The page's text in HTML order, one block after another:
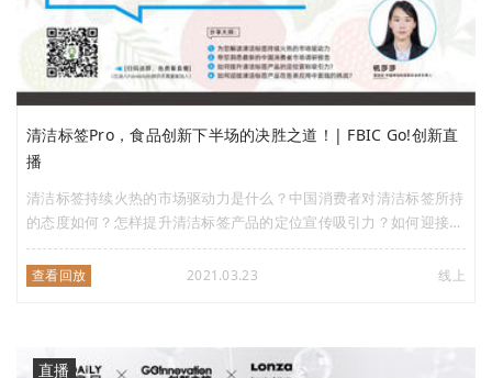
清洁标签Pro，食品创新下半场的决胜之道！| FBIC Go!创新直
播
清洁标签持续火热的市场驱动力是什么？中国消费者对清洁标签所持
的态度如何？怎样提升清洁标签产品的定位宣传吸引力？如何迎接清
洁标签产品在各类应用中面临的挑战？3月11日，宜瑞安将为您一一
解答。记得准时来听哦~
查看回放 2021.03.23 线上
直播